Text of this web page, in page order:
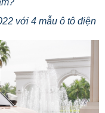
với 4 mẫu ô tô điện